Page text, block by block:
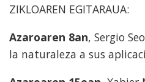
ZIKLOAREN EGITARAUA:
Azaroaren 8an, Sergio
la naturaleza a sus